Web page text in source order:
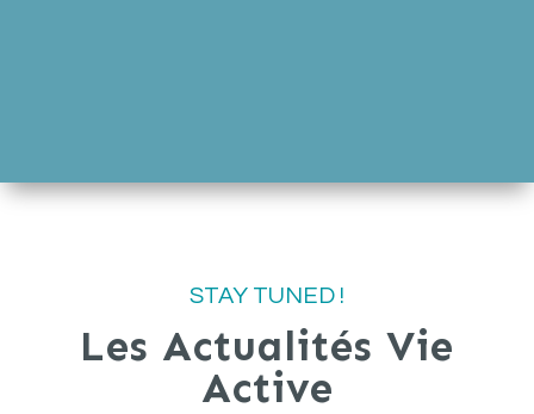
STAY TUNED !
Les Actualités Vie
Active